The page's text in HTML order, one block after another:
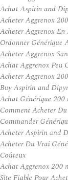
Achat Aspirin and
Acheter Aggrenox
Acheter Aggrenox
Ordonner Générique
Acheter Aggrenox
Achat Aggrenox Peu
Acheter Aggrenox
Buy Aspirin and
Achat Générique
Comment Acheter
Commander
Acheter Aspirin and
Acheter Du Vrai
Coûteux
Achat Aggrenox 200
Site Fiable Pour